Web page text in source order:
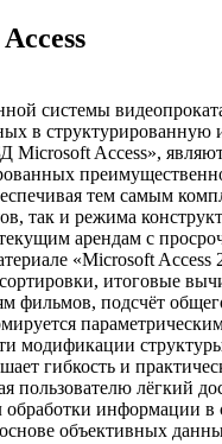
системы
в
Access»,
тем самым
так и режима
арендам с
«Microsoft
итоговые
фильмов, подсчёт
модификации
гибкость и
пользователю лёгкий
обработки информации
объективных